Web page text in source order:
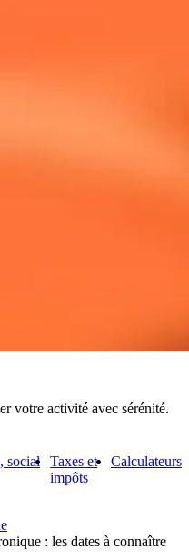
votre activité avec sérénité.
social
Taxes et
impôts
Calculateurs
: les dates à connaître